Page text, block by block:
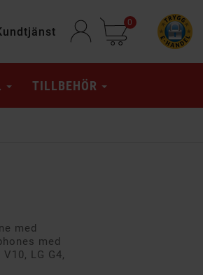
0
TILLBEHÖR
med
med
LG G4,